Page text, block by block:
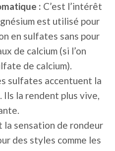
: C’est l’intérêt
est utilisé pour
en sulfates sans pour
de calcium (si l’on
de calcium).
sulfates accentuent la
Ils la rendent plus vive,
la sensation de rondeur
des styles comme les